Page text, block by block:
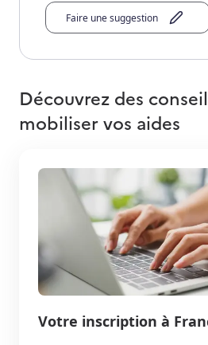
Faire une suggestion
Découvrez des
mobiliser vos aides
Votre inscription à